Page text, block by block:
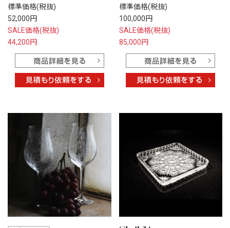
標準価格(税抜)
52,000円
SALE価格(税抜)
44,200円
標準価格(税抜)
100,000円
SALE価格(税抜)
85,000円